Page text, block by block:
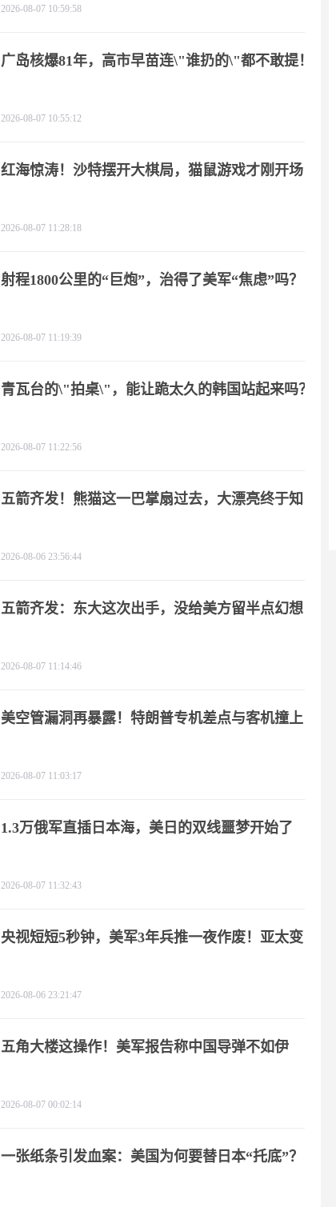
2026-08-07 10:59:58
广岛核爆81年，高市早苗连\"谁扔的\"都不敢提！
2026-08-07 10:55:12
红海惊涛！沙特摆开大棋局，猫鼠游戏才刚开场
2026-08-07 11:28:18
射程1800公里的“巨炮”，治得了美军“焦虑”吗？
2026-08-07 11:19:39
青瓦台的\"拍桌\"，能让跪太久的韩国站起来吗？
2026-08-07 11:22:56
五箭齐发！熊猫这一巴掌扇过去，大漂亮终于知
2026-08-06 23:56:44
五箭齐发：东大这次出手，没给美方留半点幻想
2026-08-07 11:14:46
美空管漏洞再暴露！特朗普专机差点与客机撞上
2026-08-07 11:03:17
1.3万俄军直插日本海，美日的双线噩梦开始了
2026-08-07 11:32:43
央视短短5秒钟，美军3年兵推一夜作废！亚太变
2026-08-06 23:21:47
五角大楼这操作！美军报告称中国导弹不如伊
2026-08-07 00:02:14
一张纸条引发血案：美国为何要替日本“托底”？